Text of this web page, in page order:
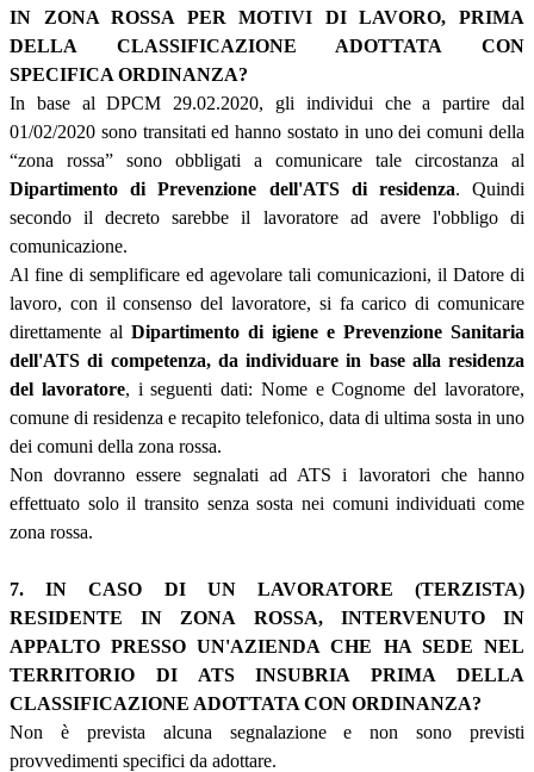
IN ZONA ROSSA PER MOTIVI DI LAVORO, PRIMA
DELLA CLASSIFICAZIONE ADOTTATA CON
SPECIFICA ORDINANZA?
In base al DPCM 29.02.2020, gli individui che a partire dal
01/02/2020 sono transitati ed hanno sostato in uno dei comuni della
“zona rossa” sono obbligati a comunicare tale circostanza al
Dipartimento di Prevenzione dell'ATS di residenza. Quindi
secondo il decreto sarebbe il lavoratore ad avere l'obbligo di
comunicazione.
Al fine di semplificare ed agevolare tali comunicazioni, il Datore di
lavoro, con il consenso del lavoratore, si fa carico di comunicare
direttamente al Dipartimento di igiene e Prevenzione Sanitaria
dell'ATS di competenza, da individuare in base alla residenza
del lavoratore, i seguenti dati: Nome e Cognome del lavoratore,
comune di residenza e recapito telefonico, data di ultima sosta in uno
dei comuni della zona rossa.
Non dovranno essere segnalati ad ATS i lavoratori che hanno
effettuato solo il transito senza sosta nei comuni individuati come
zona rossa.
7. IN CASO DI UN LAVORATORE (TERZISTA)
RESIDENTE IN ZONA ROSSA, INTERVENUTO IN
APPALTO PRESSO UN'AZIENDA CHE HA SEDE NEL
TERRITORIO DI ATS INSUBRIA PRIMA DELLA
CLASSIFICAZIONE ADOTTATA CON ORDINANZA?
Non è prevista alcuna segnalazione e non sono previsti
provvedimenti specifici da adottare.